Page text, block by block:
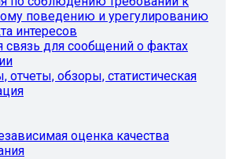
поведению и урегулированию
интересов
связь для сообщений о фактах
отчеты, обзоры, статистическая
оценка качества